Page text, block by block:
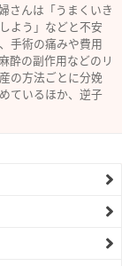
さんは「うまくいき
よう」などと不安
手術の痛みや費用
酔の副作用などのリ
の方法ごとに分娩
ているほか、逆子